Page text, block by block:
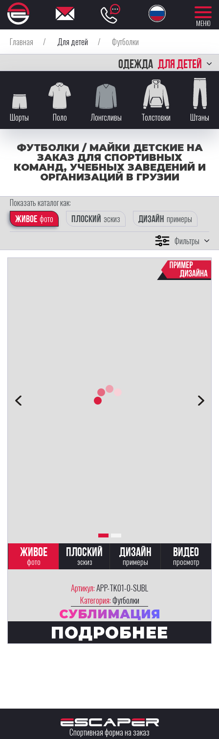
МЕНЮ
Главная / Для детей / Футболки
ОДЕЖДА ДЛЯ ДЕТЕЙ
Шорты Поло Лонгсливы Толстовки Штаны
ФУТБОЛКИ / МАЙКИ ДЕТСКИЕ НА
ЗАКАЗ ДЛЯ СПОРТИВНЫХ
КОМАНД, УЧЕБНЫХ ЗАВЕДЕНИЙ И
ОРГАНИЗАЦИЙ В ГРУЗИИ
Показать каталог как:
Живое фото Плоский эскиз Дизайн примеры
Фильтры
ЖИВОЕ
фото
ПЛОСКИЙ
эскиз
ДИЗАЙН
примеры
ВИДЕО
просмотр
Артикул:APP-TK01-0-SUBL
Категория:Футболки
СУБЛИМАЦИЯ
ПОДРОБНЕЕ
Спортивная форма на заказ